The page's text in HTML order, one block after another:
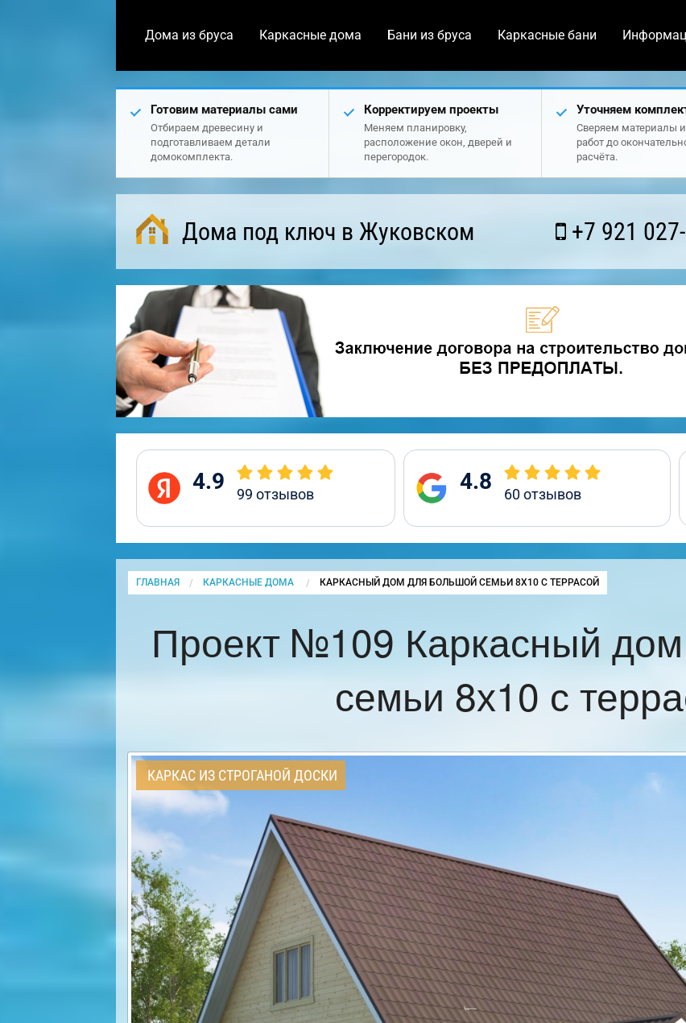
Дома из бруса Каркасные дома Бани из бруса Каркасные бани
Готовим материалы сами
Отбираем древесину и
подготавливаем детали
домокомплекта.
Корректируем проекты
Меняем планировку,
расположение окон, дверей и
перегородок.
Уточняем
Сверяем материалы и
работ до
расчёта.
Дома под ключ в Жуковском +7 921
4.9 99 отзывов 4.8 60отзывов
ГЛАВНАЯ КАРКАСНЫЕ ДОМА CURRENT:
КАРКАСНЫЙ ДОМ ДЛЯ БОЛЬШОЙ СЕМЬИ 8Х10 С ТЕРРАСОЙ
Проект №109 Каркасный
семьи 8х10 с
КАРКАС ИЗ СТРОГАНОЙ ДОСКИ